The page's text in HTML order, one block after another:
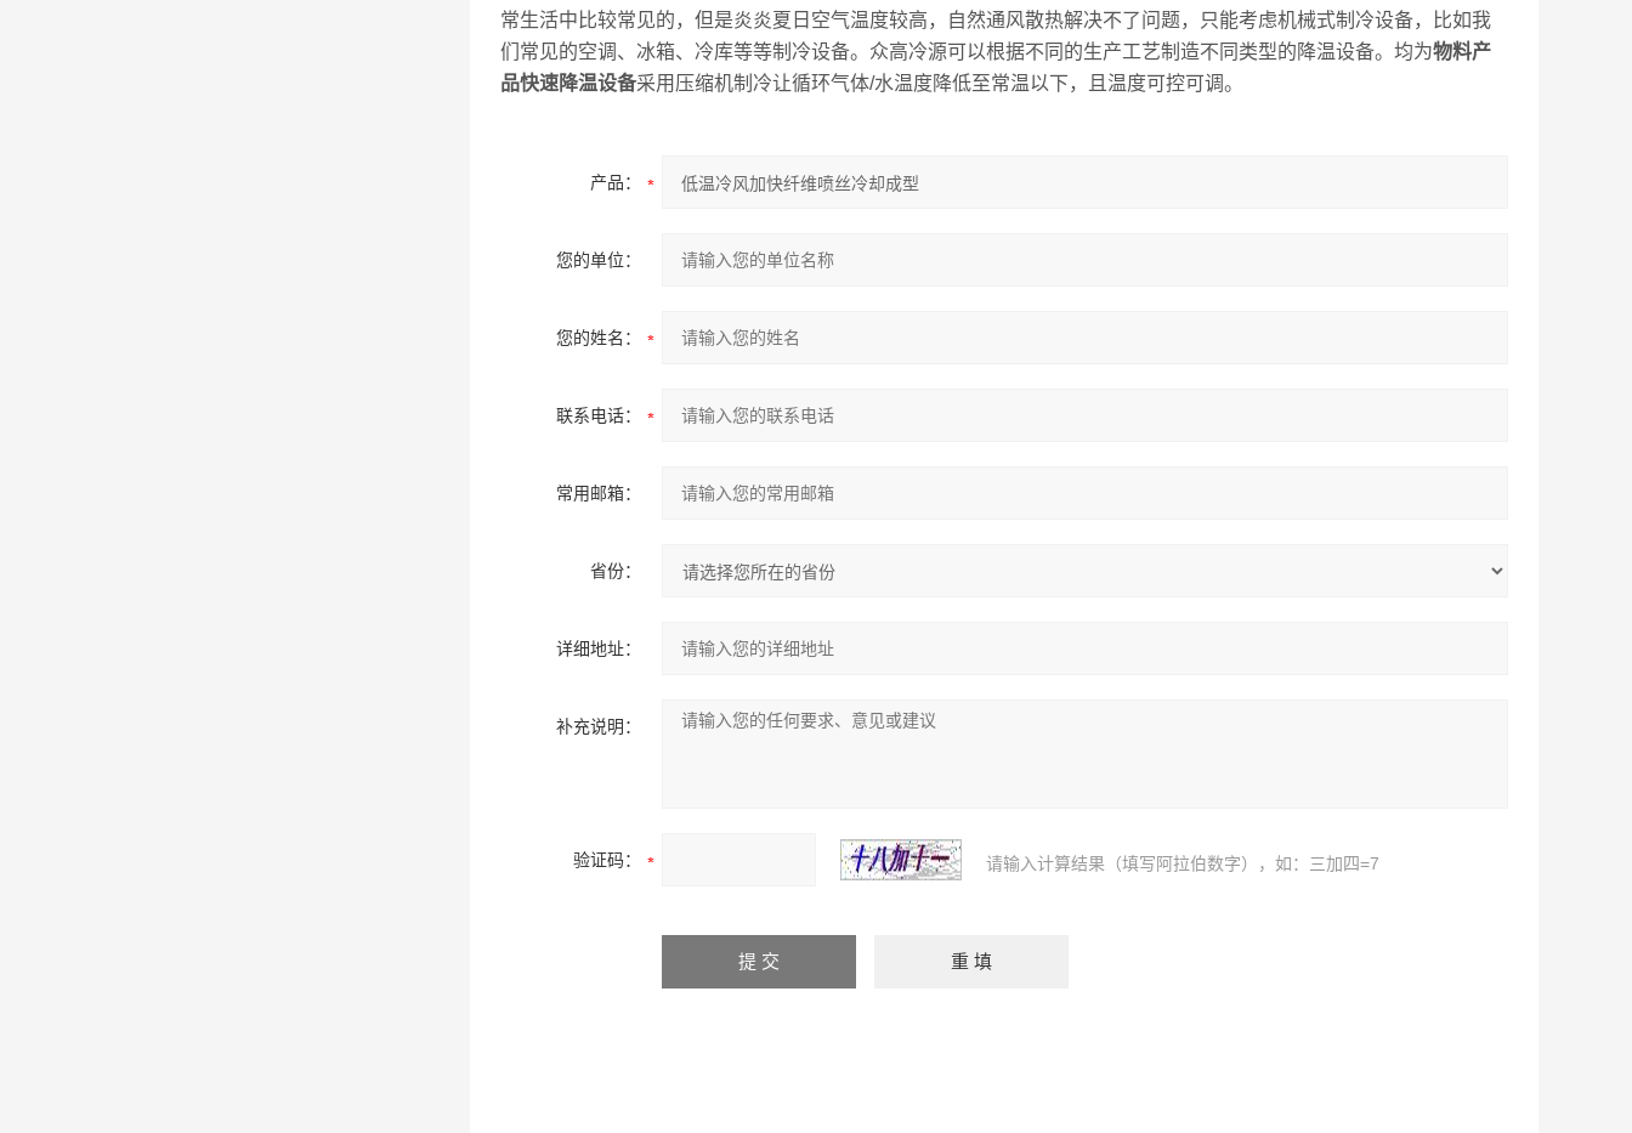
常生活中比较常见的，但是炎炎夏日空气温度较高，自然通风散热解决不了问题，只能考虑机械式制冷设备，比如我
们常见的空调、冰箱、冷库等等制冷设备。众高冷源可以根据不同的生产工艺制造不同类型的降温设备。均为物料产
品快速降温设备采用压缩机制冷让循环气体/水温度降低至常温以下，且温度可控可调。
产品：
您的单位：
您的姓名：
联系电话：
常用邮箱：
省份：
详细地址：
补充说明：
验证码： 请输入计算结果（填写阿拉伯数字），如：三加四=7